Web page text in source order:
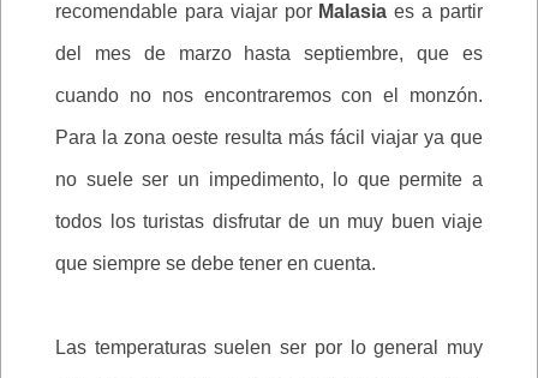
recomendable para viajar por Malasiaes a partir
del mes de marzo hasta septiembre, que es
cuando no nos encontraremos con el monzón.
Para la zona oeste resulta más fácil viajar ya que
no suele ser un impedimento, lo que permite a
todos los turistas disfrutar de un muy buen viaje
que siempre se debe tener en cuenta.
Las temperaturas suelen ser por lo general muy